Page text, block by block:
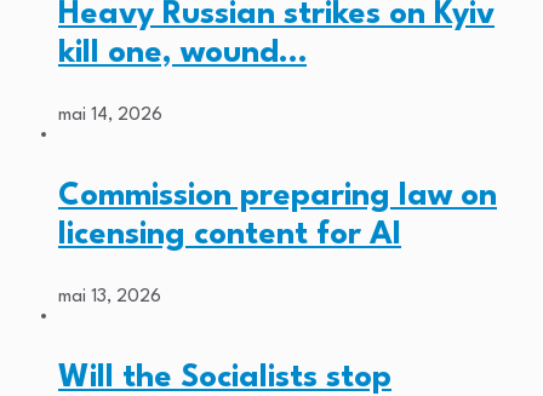
Heavy Russian strikes on Kyiv
kill one, wound…
mai 14, 2026
Commission preparing law on
licensing content for AI
mai 13, 2026
Will the Socialists stop